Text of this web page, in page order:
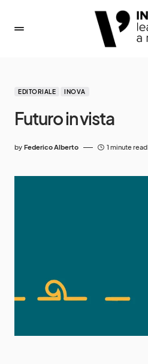
EDITORIALE INOVA
Futuro in vista
by Federico Alberto 1 minute read